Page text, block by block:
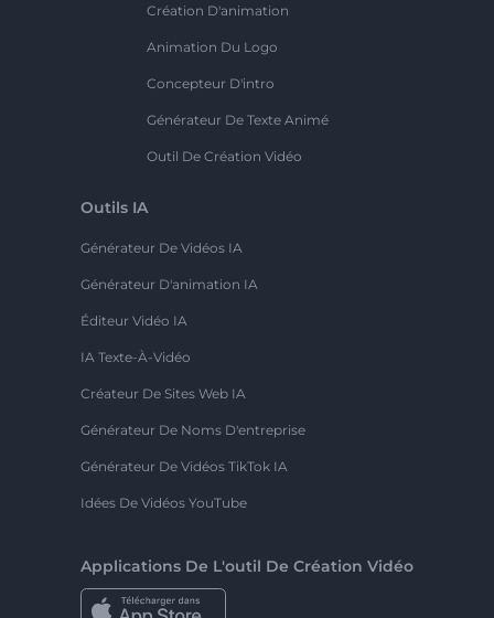
Création D'animation
Animation Du Logo
Concepteur D'intro
Générateur De Texte Animé
Outil De Création Vidéo
Outils IA
Générateur De Vidéos IA
Générateur D'animation IA
Éditeur Vidéo IA
IA Texte-À-Vidéo
Créateur De Sites Web IA
Générateur De Noms D'entreprise
Générateur De Vidéos TikTok IA
Idées De Vidéos YouTube
Applications De L'outil De Création Vidéo